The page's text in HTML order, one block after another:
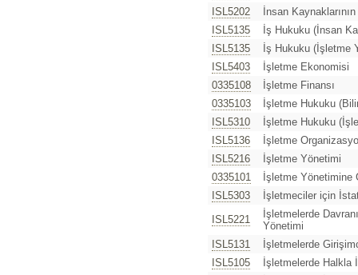
ISL5202
İnsan
ISL5135
İş Hukuku (İnsan
ISL5135
İş Hukuku (İşletme
ISL5403
İşletme Ekonomisi
0335108
İşletme Finansı
0335103
İşletme Hukuku
ISL5310
İşletme Hukuku
ISL5136
İşletme
ISL5216
İşletme Yönetimi
0335101
İşletme Yönetimine
ISL5303
İşletmeciler için
ISL5221
İşletmelerde
Yönetimi
ISL5131
İşletmelerde
ISL5105
İşletmelerde Halkla